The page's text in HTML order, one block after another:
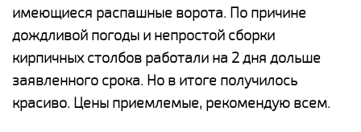
имеющиеся распашные ворота. По причине
дождливой погоды и непростой сборки
кирпичных столбов работали на 2 дня дольше
заявленного срока. Но в итоге получилось
красиво. Цены приемлемые, рекомендую всем.